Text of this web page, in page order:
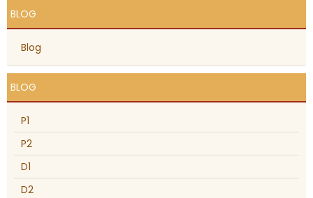
BLOG
Blog
BLOG
P1
P2
D1
D2